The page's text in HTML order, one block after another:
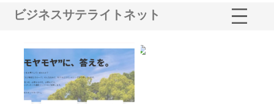
ビジネスサテライトネット